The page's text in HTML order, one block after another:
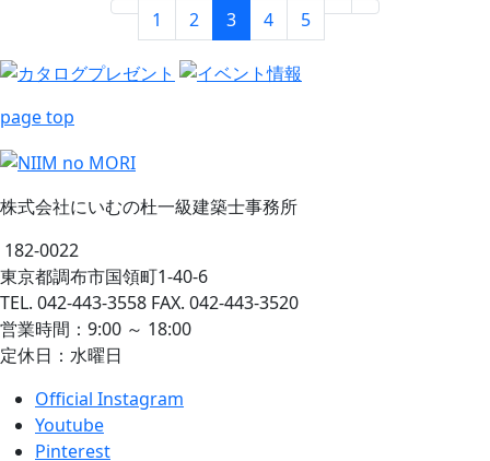
1 2 3 4 5
page top
株式会社にいむの杜一級建築士事務所
182-0022
東京都調布市国領町1-40-6
TEL. 042-443-3558 FAX. 042-443-3520
営業時間：9:00 ～ 18:00
定休日：水曜日
Official Instagram
Youtube
Pinterest